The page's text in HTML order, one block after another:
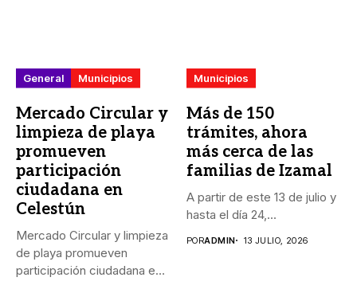
General Municipios
Mercado Circular y
limpieza de playa
promueven
participación
ciudadana en
Celestún
Mercado Circular y limpieza
de playa promueven
participación ciudadana en
Municipios
Más de 150
trámites, ahora
más cerca de las
familias de Izamal
A partir de este 13 de julio y
hasta el día 24,...
PORADMIN 13 JULIO, 2026